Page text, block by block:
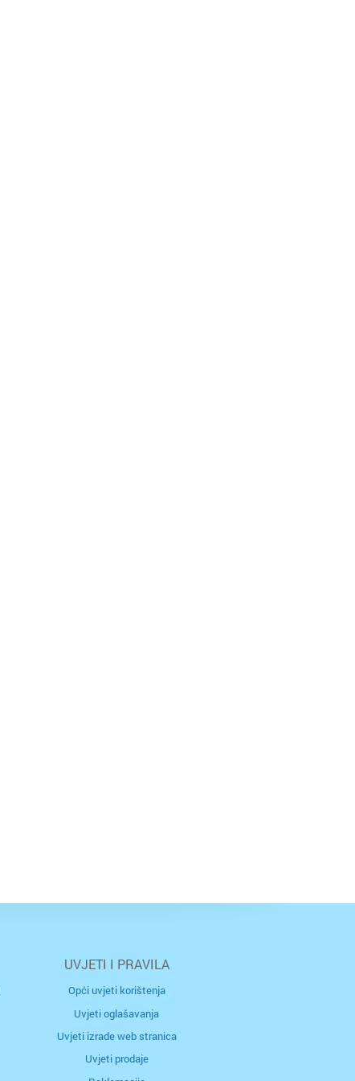
UVJETI I PRAVILA
Opći uvjeti korištenja
Uvjeti oglašavanja
Uvjeti izrade web stranica
Uvjeti prodaje